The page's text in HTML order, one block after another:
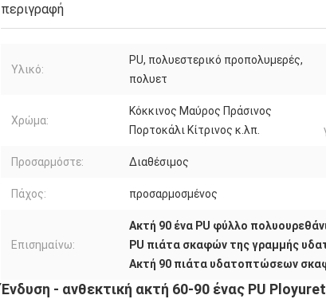
περιγραφή
Υλικό:
PU, πολυεστερικό προπολυμερές,
πολυετ
Χρώμα:
Κόκκινος Μαύρος Πράσινος
Πορτοκάλι Κίτρινος κ.λπ.
Προσαρμόστε: Διαθέσιμος
Πάχος: προσαρμοσμένος
Επισημαίνω:
Ακτή 90 ένα PU φύλλο
PU πιάτα σκαφών της γραμμής
Ακτή 90 πιάτα υδατοπτώσεων
Ένδυση - ανθεκτική ακτή 60-90 ένας PU